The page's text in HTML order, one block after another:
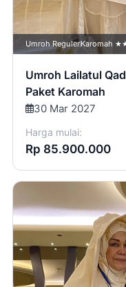
Umroh RegulerKaromah
Umroh Lailatul
Paket Karomah
30 Mar 2027
Harga mulai:
Rp 85.900.000